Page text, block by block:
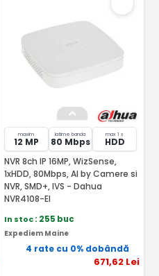
maxim
12 MP
latime banda
80 Mbps
max 1 x
HDD
NVR 8ch IP 16MP, WizSense,
1xHDD, 80Mbps, AI by Camere si
NVR, SMD+, IVS - Dahua
NVR4108-EI
In stoc: 255 buc
Expediem Maine
4 rate cu 0% dobândă
671,62 Lei